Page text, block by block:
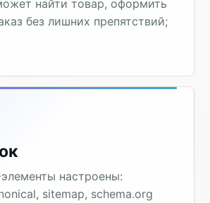
найти товар, оформить
без лишних препятствий;
настроены:
sitemap, schema.org